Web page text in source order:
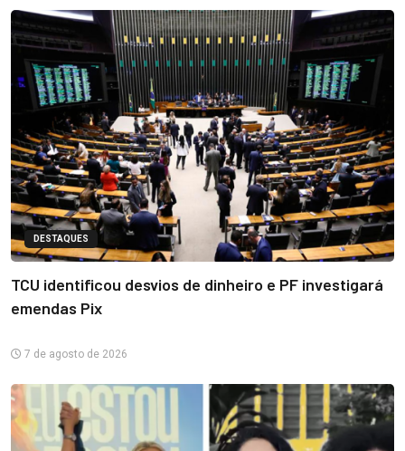
DESTAQUES
TCU identificou desvios de dinheiro e PF investigará
emendas Pix
7 de agosto de 2026